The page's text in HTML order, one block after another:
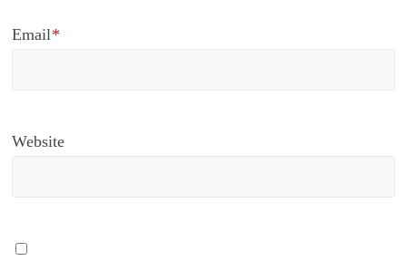
Email*
Website